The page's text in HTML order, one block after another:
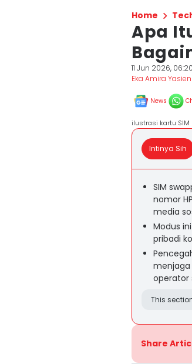
Home
Apa
11 Jun 2026,
Eka Amira Yasien
News
ilustrasi kartu SIM
Intinya Sih
SIM
nomor
media
Modus
pribadi
menjaga
operator
This
Share